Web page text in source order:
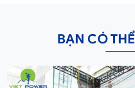
BẠN CÓ THỂ